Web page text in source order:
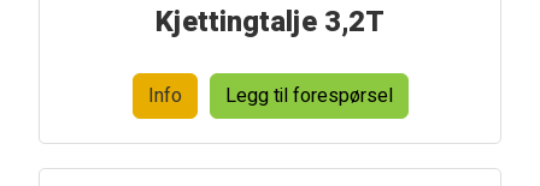
Kjettingtalje 3,2T
Info Legg til forespørsel